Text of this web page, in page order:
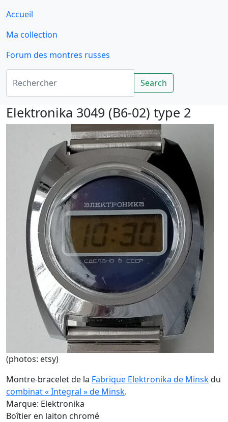
Accueil
Ma collection
Forum des montres russes
Rechercher
Search
Elektronika 3049 (B6-02) type 2
(photos: etsy)
Montre-bracelet de la Fabrique Elektronika de Minskdu
combinat « Integral » de Minsk.
Marque: Elektronika
Boîtier en laiton chromé